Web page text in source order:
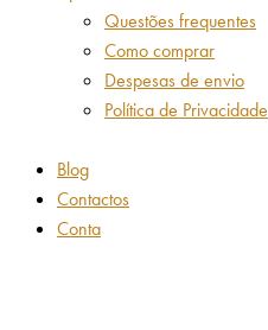
Questões frequentes
Como comprar
Despesas de envio
Política de Privacidade
Blog
Contactos
Conta